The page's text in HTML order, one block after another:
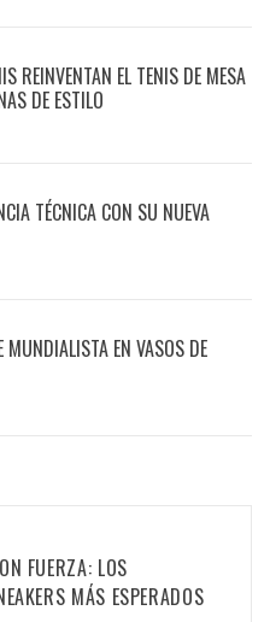
REINVENTAN EL TENIS DE MESA
DE ESTILO
TÉCNICA CON SU NUEVA
MUNDIALISTA EN VASOS DE
FUERZA: LOS
MÁS ESPERADOS